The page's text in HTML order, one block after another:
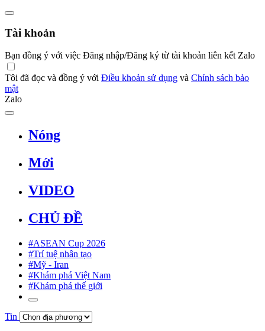
Tài khoản
Bạn đồng ý với việc Đăng nhập/Đăng ký từ tài khoản liên kết Zalo
Tôi đã đọc và đồng ý với Điều khoản sử dụng và Chính sách bảo
mật
Zalo
Nóng
Mới
VIDEO
CHỦ ĐỀ
#ASEAN Cup 2026
#Trí tuệ nhân tạo
#Mỹ - Iran
#Khám phá Việt Nam
#Khám phá thế giới
Tin